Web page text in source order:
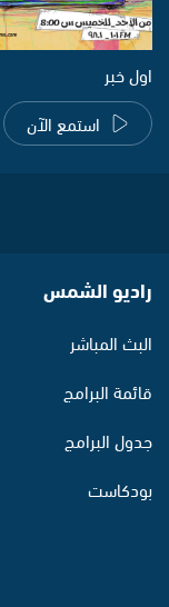
اول خبر
استمع الآن
راديو الشمس
البث المباشر
قائمة البرامج
جدول البرامج
بودكاست